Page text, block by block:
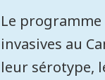
Le
invasives au
leur sérotype,